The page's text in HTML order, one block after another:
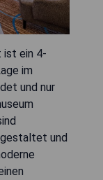
ist ein 4-
im
und nur
und